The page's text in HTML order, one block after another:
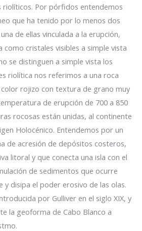
Por pórfidos entendemos
que ha tenido por lo menos dos
de ellas vinculada a la erupción,
cristales visibles a simple vista
se distinguen a simple vista los
riolítica nos referimos a una roca
rojizo con textura de grano muy
de erupción de 700 a 850
rocosas están unidas, al continente
Holocénico. Entendemos por un
de acresión de depósitos costeros,
litoral y que conecta una isla con el
de sedimentos que ocurre
y disipa el poder erosivo de las olas.
por Gulliver en el siglo XIX, y
la geoforma de Cabo Blanco a